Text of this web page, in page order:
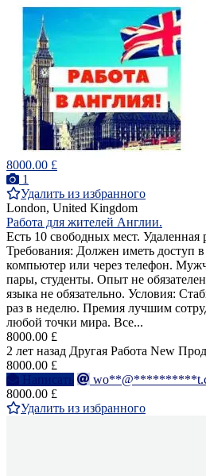
8000.00 £
1
Удалить из избранного
London, United Kingdom
Работа для жителей Англии.
Есть 10 свободных мест. Удаленная
Требования: Должен иметь доступ в
компьютер или через телефон.
пары, студенты. Опыт не
языка не обязательно. Условия:
раз в неделю. Премия лучшим
любой точки мира. Все...
8000.00 £
2 лет назад Другая Работа New
8000.00 £
Написать
8000.00 £
Удалить из избранного